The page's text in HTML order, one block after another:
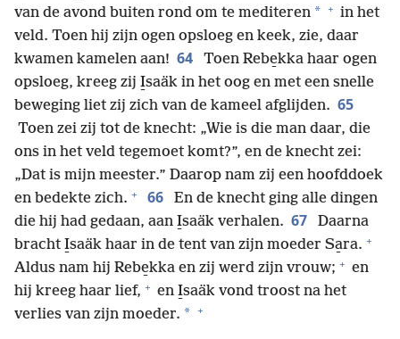
van de avond buiten rond om te mediteren * + in het
veld. Toen hij zijn ogen opsloeg en keek, zie, daar
kwamen kamelen aan! 64
Toen Rebe̱kka haar ogen
opsloeg, kreeg zij I̱saäk in het oog en met een snelle
beweging liet zij zich van de kameel afglijden. 65
Toen zei zij tot de knecht: „Wie is die man daar, die
ons in het veld tegemoet komt?”, en de knecht zei:
„Dat is mijn meester.” Daarop nam zij een hoofddoek
en bedekte zich. + 66
En de knecht ging alle dingen
die hij had gedaan, aan I̱saäk verhalen. 67
Daarna
bracht I̱saäk haar in de tent van zijn moeder Sa̱ra. +
Aldus nam hij Rebe̱kka en zij werd zijn vrouw; + en
hij kreeg haar lief, + en I̱saäk vond troost na het
verlies van zijn moeder. * +